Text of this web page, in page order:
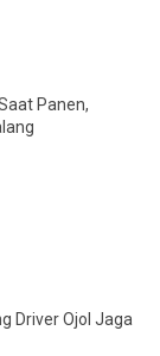
Panen,
Driver Ojol Jaga